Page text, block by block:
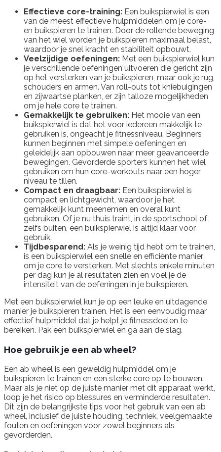
Effectieve core-training: Een buikspierwiel is een
van de meest effectieve hulpmiddelen om je core-
en buikspieren te trainen. Door de rollende beweging
van het wiel worden je buikspieren maximaal belast,
waardoor je snel kracht en stabiliteit opbouwt.
Veelzijdige oefeningen: Met een buikspierwiel kun
je verschillende oefeningen uitvoeren die gericht zijn
op het versterken van je buikspieren, maar ook je rug,
schouders en armen. Van roll-outs tot kniebuigingen
en zijwaartse planken, er zijn talloze mogelijkheden
om je hele core te trainen.
Gemakkelijk te gebruiken: Het mooie van een
buikspierwiel is dat het voor iedereen makkelijk te
gebruiken is, ongeacht je fitnessniveau. Beginners
kunnen beginnen met simpele oefeningen en
geleidelijk aan opbouwen naar meer geavanceerde
bewegingen. Gevorderde sporters kunnen het wiel
gebruiken om hun core-workouts naar een hoger
niveau te tillen.
Compact en draagbaar: Een buikspierwiel is
compact en lichtgewicht, waardoor je het
gemakkelijk kunt meenemen en overal kunt
gebruiken. Of je nu thuis traint, in de sportschool of
zelfs buiten, een buikspierwiel is altijd klaar voor
gebruik.
Tijdbesparend: Als je weinig tijd hebt om te trainen,
is een buikspierwiel een snelle en efficiënte manier
om je core te versterken. Met slechts enkele minuten
per dag kun je al resultaten zien en voel je de
intensiteit van de oefeningen in je buikspieren.
Met een buikspierwiel kun je op een leuke en uitdagende
manier je buikspieren trainen. Het is een eenvoudig maar
effectief hulpmiddel dat je helpt je fitnessdoelen te
bereiken. Pak een buikspierwiel en ga aan de slag.
Hoe gebruik je een ab wheel?
Een ab wheel is een geweldig hulpmiddel om je
buikspieren te trainen en een sterke core op te bouwen.
Maar als je niet op de juiste manier met dit apparaat werkt,
loop je het risico op blessures en verminderde resultaten.
Dit zijn de belangrijkste tips voor het gebruik van een ab
wheel, inclusief de juiste houding, techniek, veelgemaakte
fouten en oefeningen voor zowel beginners als
gevorderden.